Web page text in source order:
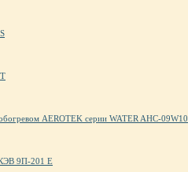
AEROTEK серии WATER AHC-09W10
КЭВ 9П-201 Е